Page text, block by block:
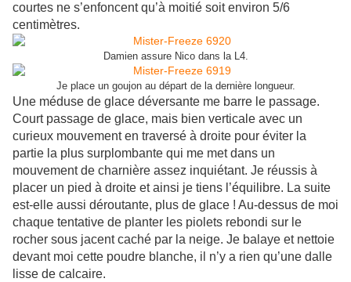
courtes ne s’enfoncent qu’à moitié soit environ 5/6
centimètres.
Damien assure Nico dans la L4.
Je place un goujon au départ de la dernière longueur.
Une méduse de glace déversante me barre le passage.
Court passage de glace, mais bien verticale avec un
curieux mouvement en traversé à droite pour éviter la
partie la plus surplombante qui me met dans un
mouvement de charnière assez inquiétant. Je réussis à
placer un pied à droite et ainsi je tiens l’équilibre. La suite
est-elle aussi déroutante, plus de glace ! Au-dessus de moi
chaque tentative de planter les piolets rebondi sur le
rocher sous jacent caché par la neige. Je balaye et nettoie
devant moi cette poudre blanche, il n’y a rien qu’une dalle
lisse de calcaire.